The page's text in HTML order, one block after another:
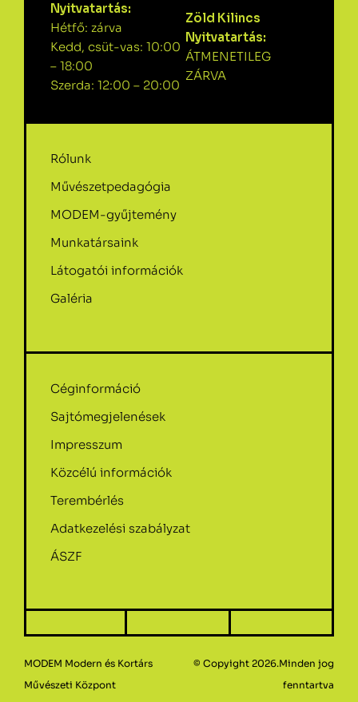
Nyitvatartás:
Hétfő: zárva
Kedd, csüt-vas: 10:00
– 18:00
Szerda: 12:00 – 20:00
Zöld Kilincs
Nyitvatartás:
ÁTMENETILEG
ZÁRVA
Rólunk
Művészetpedagógia
MODEM-gyűjtemény
Munkatársaink
Látogatói információk
Galéria
Céginformáció
Sajtómegjelenések
Impresszum
Közcélú információk
Terembérlés
Adatkezelési szabályzat
ÁSZF
MODEM Modern és Kortárs
Művészeti Központ
© Copyight 2026.Minden jog
fenntartva